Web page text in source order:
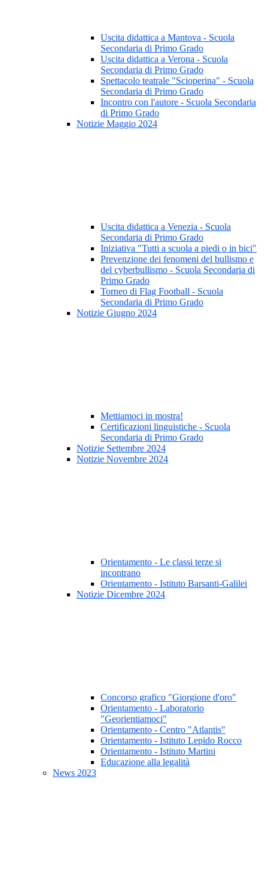
Uscita didattica a Mantova - Scuola
Secondaria di Primo Grado
Uscita didattica a Verona - Scuola
Secondaria di Primo Grado
Spettacolo teatrale "Scioperina" - Scuola
Secondaria di Primo Grado
Incontro con l'autore - Scuola Secondaria
di Primo Grado
Notizie Maggio 2024
Uscita didattica a Venezia - Scuola
Secondaria di Primo Grado
Iniziativa "Tutti a scuola a piedi o in bici"
Prevenzione dei fenomeni del bullismo e
del cyberbullismo - Scuola Secondaria di
Primo Grado
Torneo di Flag Football - Scuola
Secondaria di Primo Grado
Notizie Giugno 2024
Mettiamoci in mostra!
Certificazioni linguistiche - Scuola
Secondaria di Primo Grado
Notizie Settembre 2024
Notizie Novembre 2024
Orientamento - Le classi terze si
incontrano
Orientamento - Istituto Barsanti-Galilei
Notizie Dicembre 2024
Concorso grafico "Giorgione d'oro"
Orientamento - Laboratorio
"Georientiamoci"
Orientamento - Centro "Atlantis"
Orientamento - Istituto Lepido Rocco
Orientamento - Istituto Martini
Educazione alla legalità
News 2023